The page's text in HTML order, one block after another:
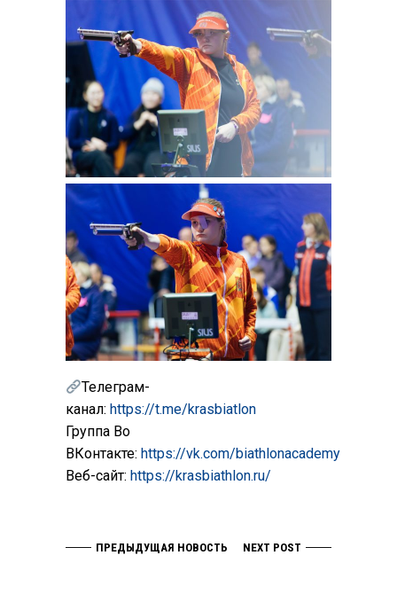
Телеграм-
канал: https://t.me/krasbiatlon
Группа Во
ВКонтакте: https://vk.com/biathlonacademy
Веб-сайт: https://krasbiathlon.ru/
ПРЕДЫДУЩАЯ НОВОСТЬ NEXT POST